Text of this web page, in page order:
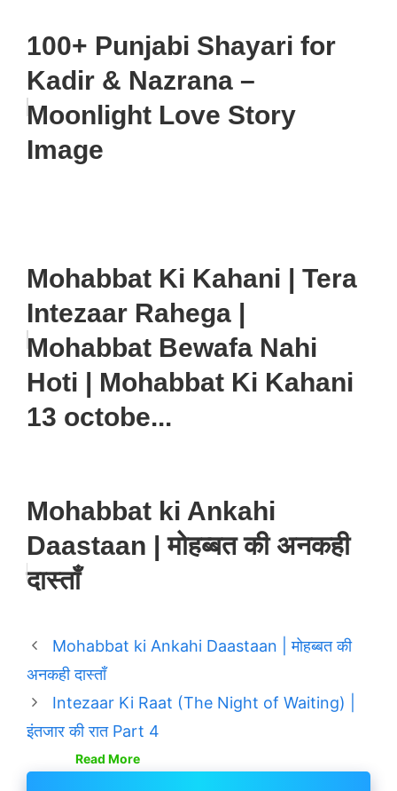
100+ Punjabi Shayari for
Kadir & Nazrana –
Moonlight Love Story
Image
Mohabbat Ki Kahani | Tera
Intezaar Rahega |
Mohabbat Bewafa Nahi
Hoti | Mohabbat Ki Kahani
13 octobe...
Mohabbat ki Ankahi
Daastaan | मोहब्बत की अनकही
दास्ताँ
Mohabbat ki Ankahi Daastaan | मोहब्बत की
अनकही दास्ताँ
Intezaar Ki Raat (The Night of Waiting) |
इंतजार की रात Part 4
Read More